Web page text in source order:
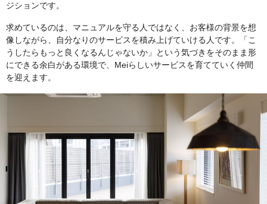
ジションです。
求めているのは、マニュアルを守る人ではなく、お客様の背景を想
像しながら、自分なりのサービスを積み上げていける人です。「こ
うしたらもっと良くなるんじゃないか」という気づきをそのまま形
にできる余白がある環境で、Meiらしいサービスを育てていく仲間
を迎えます。